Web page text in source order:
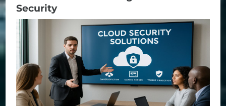
Security